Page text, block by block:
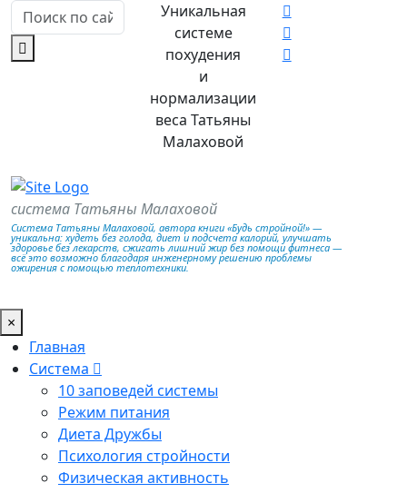
Уникальная
системе
похудения
и
нормализации
веса Татьяны
Малаховой
система Татьяны Малаховой
Система Татьяны Малаховой, автора книги «Будь стройной!» —
уникальна: худеть без голода, диет и подсчета калорий, улучшать
здоровье без лекарств, сжигать лишний жир без помощи фитнеса —
всё это возможно благодаря инженерному решению проблемы
ожирения с помощью теплотехники.
×
Главная
Система
10 заповедей системы
Режим питания
Диета Дружбы
Психология стройности
Физическая активность